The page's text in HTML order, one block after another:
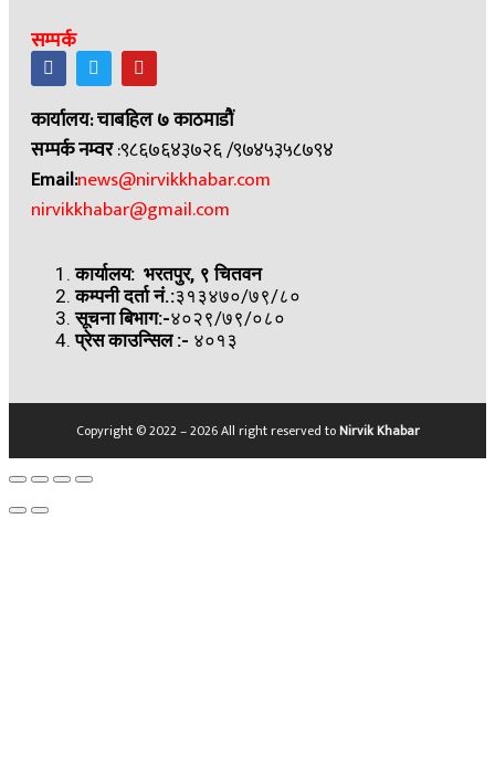
सम्पर्क
कार्यालय: चाबहिल ७ काठमाडौं
सम्पर्क नम्वर:९८६७६४३७२६ /९७४५३५८७९४
Email:news@nirvikkhabar.com
nirvikkhabar@gmail.com
कार्यालय: भरतपुर, ९ चितवन
कम्पनी दर्ता नं.:३१३४७०/७९/८०
सूचना बिभाग:-४०२९/७९/०८०
प्रेस काउन्सिल:- ४०१३
Copyright © 2022 – 2026 All right reserved toNirvik Khabar